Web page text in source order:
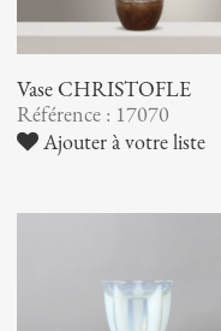
Vase CHRISTOFLE
Référence : 17070
Ajouter à votre liste